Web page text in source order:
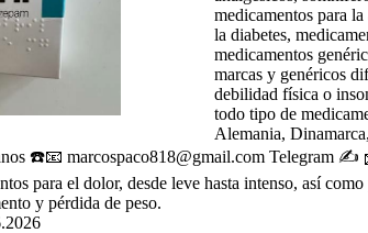
medicamentos para
la diabetes,
medicamentos
marcas y genéricos
debilidad física o
todo tipo de
Alemania,
☎️📧 marcospaco818@gmail.com Telegram ✍️
para el dolor, desde leve hasta intenso, así
y pérdida de peso.